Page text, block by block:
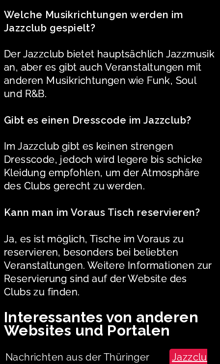
Welche Musikrichtungen werden im
Jazzclub gespielt?
Der Jazzclub bietet hauptsächlich Jazzmusik
an, aber es gibt auch Veranstaltungen mit
anderen Musikrichtungen wie Funk, Soul
und R&B.
Gibt es einen Dresscode im Jazzclub?
Im Jazzclub gibt es keinen strengen
Dresscode, jedoch wird legere bis schicke
Kleidung empfohlen, um der Atmosphäre
des Clubs gerecht zu werden.
Kann man im Voraus Tisch reservieren?
Ja, es ist möglich, Tische im Voraus zu
reservieren, besonders bei beliebten
Veranstaltungen. Weitere Informationen zur
Reservierung sind auf der Website des
Clubs zu finden.
Interessantes von anderen
Websites und Portalen
Nachrichten aus der Thüringer
Jazzclu